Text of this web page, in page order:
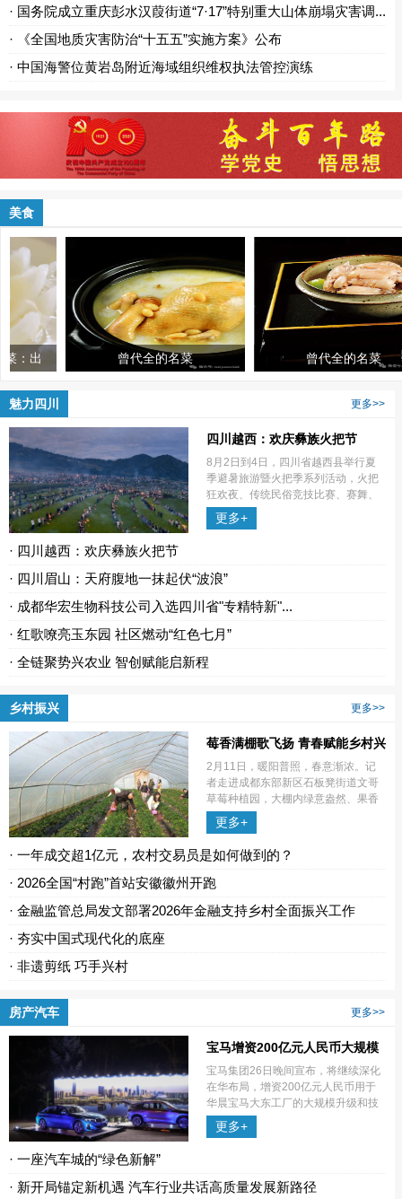
· 国务院成立重庆彭水汉葭街道“7·17”特别重大山体崩塌灾害调...
· 《全国地质灾害防治“十五五”实施方案》公布
· 中国海警位黄岩岛附近海域组织维权执法管控演练
美食
曾代全的名菜 曾代全的名菜
魅力四川 更多>>
四川越西：欢庆彝族火把节
8月2日到4日，四川省越西县举行夏
季避暑旅游暨火把季系列活动，火把
狂欢夜、传统民俗竞技比赛、赛舞、
赛歌秀等一系列丰富多彩的活动轮番
上演。
更多+
· 四川越西：欢庆彝族火把节
· 四川眉山：天府腹地一抹起伏“波浪”
· 成都华宏生物科技公司入选四川省"专精特新"...
· 红歌嘹亮玉东园 社区燃动“红色七月”
· 全链聚势兴农业 智创赋能启新程
乡村振兴 更多>>
莓香满棚歌飞扬 青春赋能乡村兴
2月11日，暖阳普照，春意渐浓。记
者走进成都东部新区石板凳街道文哥
草莓种植园，大棚内绿意盎然、果香
四溢，红颜、粉玉等优质草莓品种进
入盛果期，鲜红饱满的果实缀满藤
蔓，迎来最佳采摘时节。种植园负责
人王连群
更多+
· 一年成交超1亿元，农村交易员是如何做到的？
· 2026全国“村跑”首站安徽徽州开跑
· 金融监管总局发文部署2026年金融支持乡村全面振兴工作
· 夯实中国式现代化的底座
· 非遗剪纸 巧手兴村
房产汽车 更多>>
宝马增资200亿元人民币大规模
升级沈阳生产基地
宝马集团26日晚间宣布，将继续深化
在华布局，增资200亿元人民币用于
华晨宝马大东工厂的大规模升级和技
术创新。
更多+
· 一座汽车城的“绿色新解”
· 新开局锚定新机遇 汽车行业共话高质量发展新路径